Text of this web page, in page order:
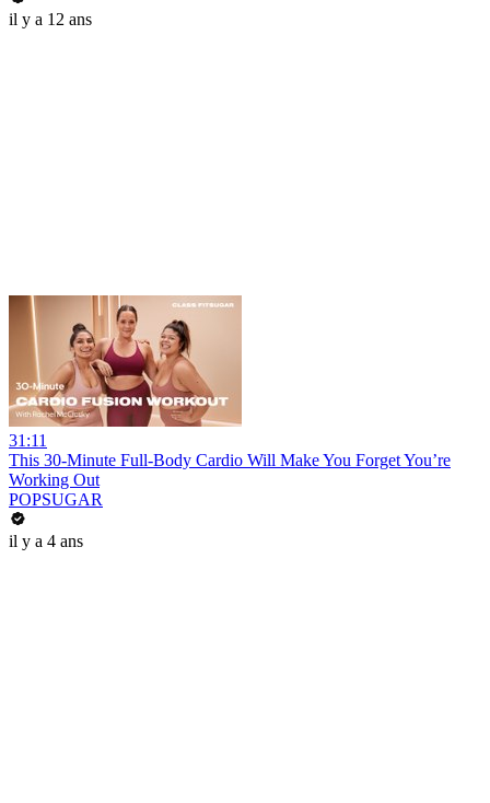
il y a 12 ans
31:11
This 30-Minute Full-Body Cardio Will Make You Forget You’re
Working Out
POPSUGAR
il y a 4 ans